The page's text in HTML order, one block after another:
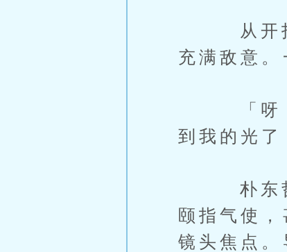
从开拍第
充满敌意
「呀，小
到我的光了
朴东哲经
颐指气使
镜头焦点